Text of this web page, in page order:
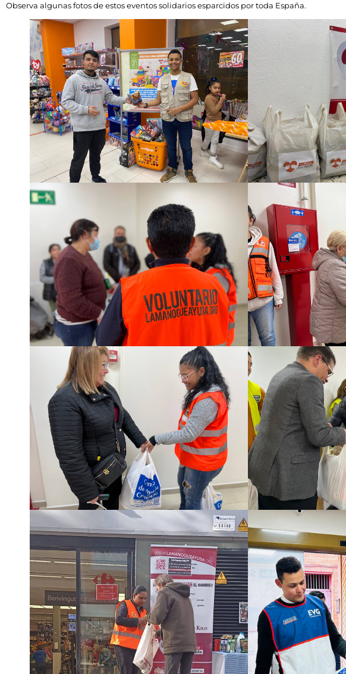
Observa algunas fotos de estos eventos solidarios esparcidos por toda España.